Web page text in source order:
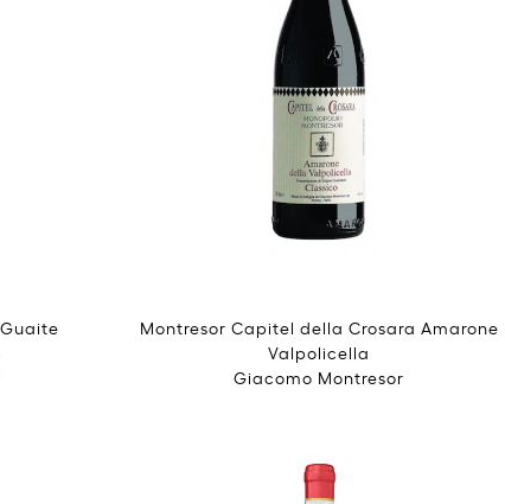
Montresor Capitel della Crosara Amarone
Valpolicella
Giacomo Montresor